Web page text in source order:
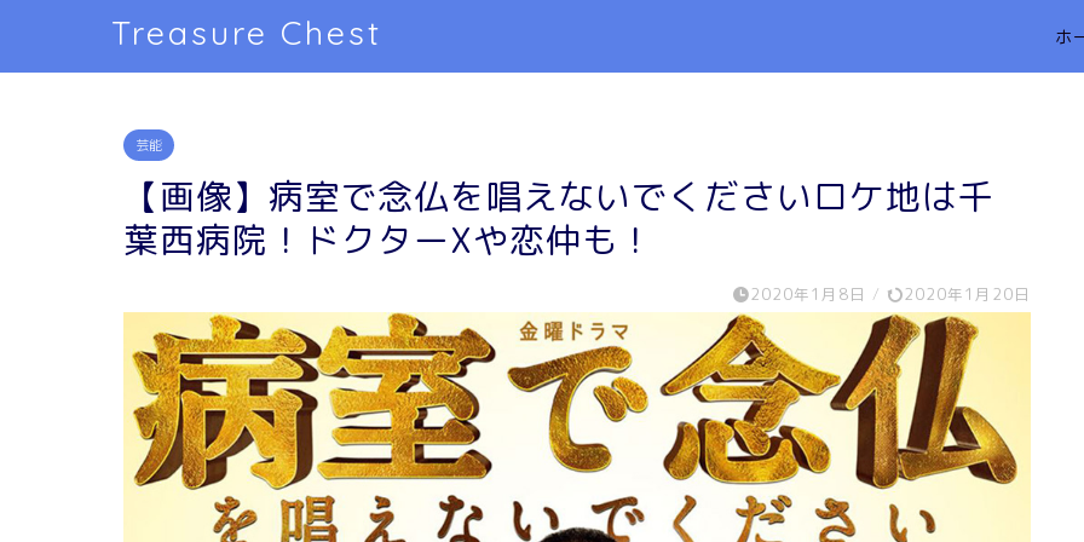
Treasure Chest ホ
芸能
【画像】病室で念仏を唱えないでくださいロケ地は千
葉西病院！ドクターXや恋仲も！
2020年1月8日 / 2020年1月20日